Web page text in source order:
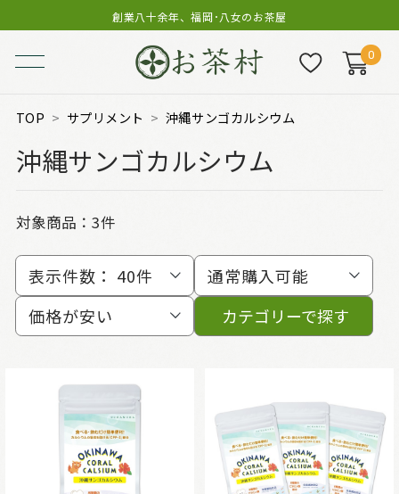
創業八十余年、福岡･八女のお茶屋
0
TOP サプリメント 沖縄サンゴカルシウム
沖縄サンゴカルシウム
対象商品： 3件
表示件数： 40件
通常購入可能
価格が安い
カテゴリーで探す